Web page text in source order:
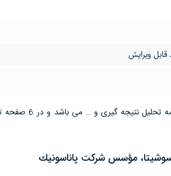
این تحقیق مقاله دارای
مؤسس شركت پاناسونيك